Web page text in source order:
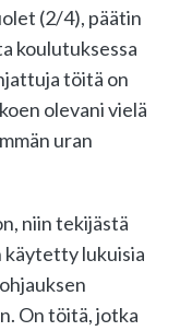
(2/4), päätin
koulutuksessa
töitä on
olevani vielä
uran
niin tekijästä
käytetty lukuisia
On töitä, jotka